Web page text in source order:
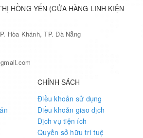
HỒNG YẾN (CỬA HÀNG LINH KIỆN
Hòa Khánh, TP. Đà Nẵng
CHÍNH SÁCH
Điều khoản sử dụng
Điều khoản giao dịch
Dịch vụ tiện ích
Quyền sở hữu trí tuệ